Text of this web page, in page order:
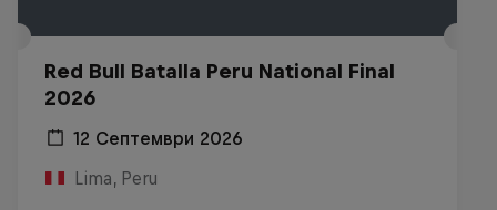
Red Bull Batalla Peru National Final
2026
12 Септември 2026
Lima, Peru